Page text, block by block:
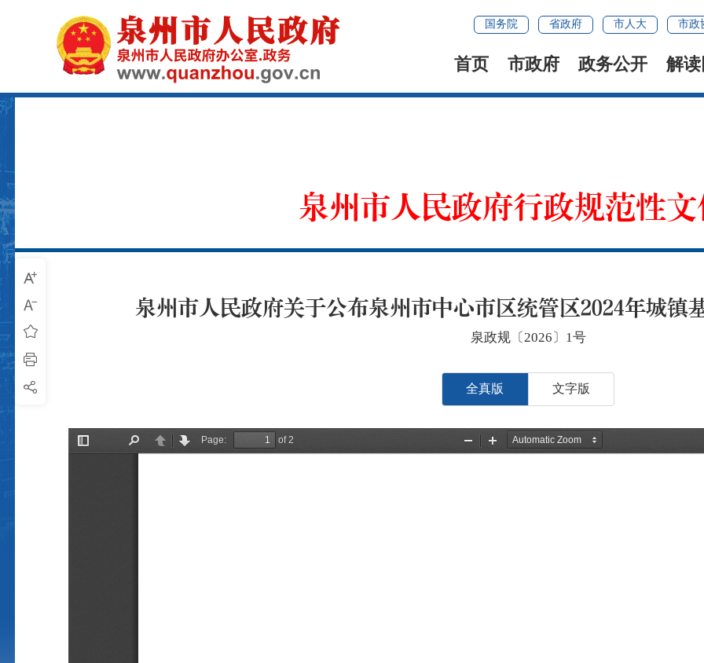
国务院 省政府 市人大 市政
首页 市政府 政务公开 解
泉州市人民政府行政规范性
泉州市人民政府关于公布泉州市中心市区统管区2024年城镇
泉政规〔2026〕1号
全真版 文字版
